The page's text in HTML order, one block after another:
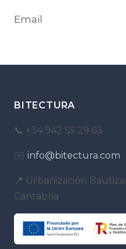
Email
BITECTURA
📞 +34 942 55 29 63
✉️ info@bitectura.com
📍 Urbanización
Cantabria